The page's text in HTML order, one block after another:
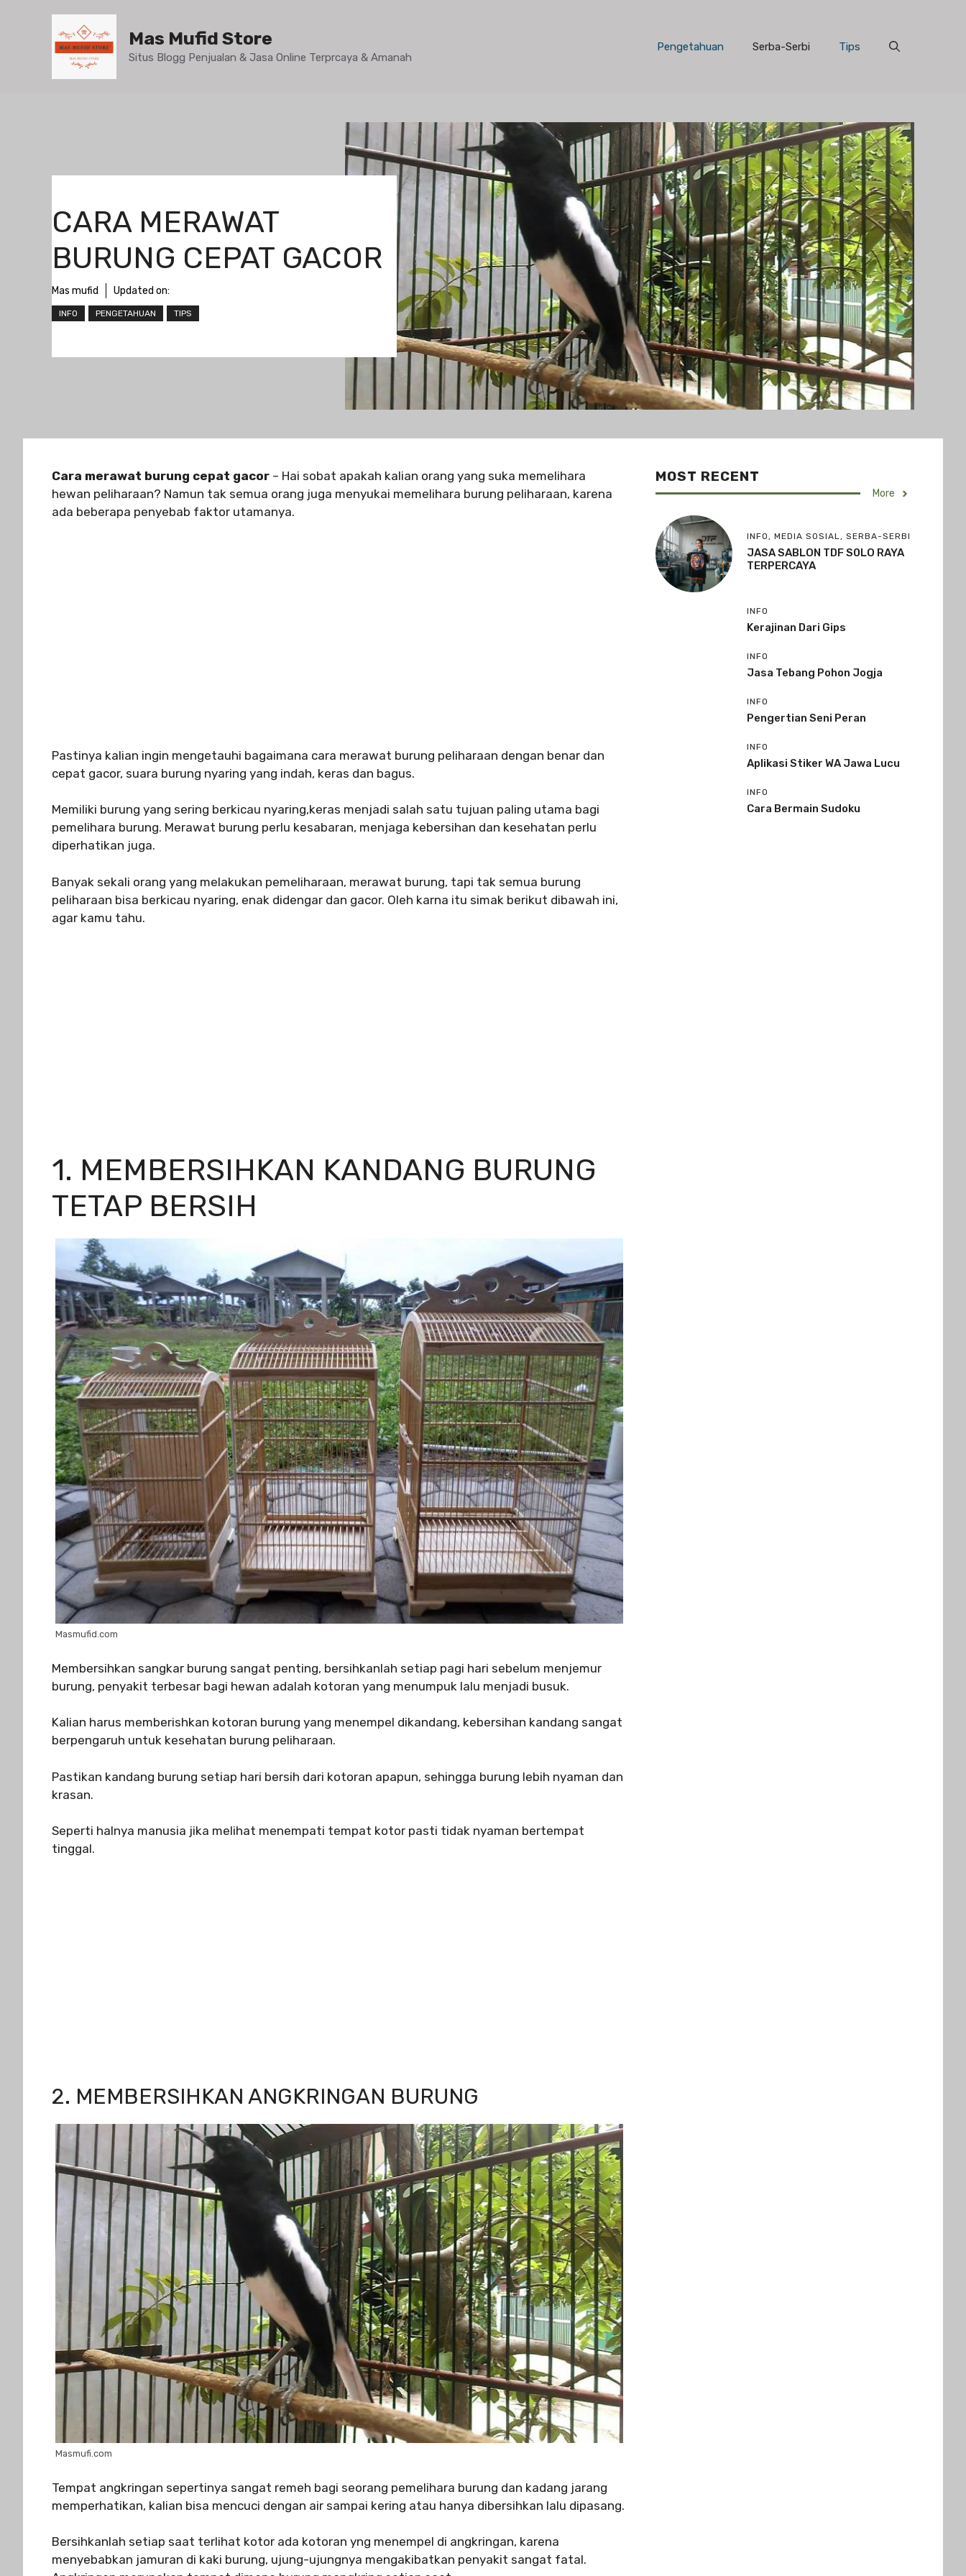
Mas Mufid Store
Situs Blogg Penjualan & Jasa Online Terprcaya & Amanah
Pengetahuan Serba-Serbi Tips
CARA MERAWAT
BURUNG CEPAT GACOR
Mas mufid Updated on:
INFO PENGETAHUAN TIPS
Cara merawat burung cepat gacor – Hai sobat apakah kalian orang yang suka memelihara
hewan peliharaan? Namun tak semua orang juga menyukai memelihara burung peliharaan, karena
ada beberapa penyebab faktor utamanya.
Pastinya kalian ingin mengetauhi bagaimana cara merawat burung peliharaan dengan benar dan
cepat gacor, suara burung nyaring yang indah, keras dan bagus.
Memiliki burung yang sering berkicau nyaring,keras menjadi salah satu tujuan paling utama bagi
pemelihara burung. Merawat burung perlu kesabaran, menjaga kebersihan dan kesehatan perlu
diperhatikan juga.
Banyak sekali orang yang melakukan pemeliharaan, merawat burung, tapi tak semua burung
peliharaan bisa berkicau nyaring, enak didengar dan gacor. Oleh karna itu simak berikut dibawah ini,
agar kamu tahu.
1. MEMBERSIHKAN KANDANG BURUNG
TETAP BERSIH
Masmufid.com
Membersihkan sangkar burung sangat penting, bersihkanlah setiap pagi hari sebelum menjemur
burung, penyakit terbesar bagi hewan adalah kotoran yang menumpuk lalu menjadi busuk.
Kalian harus memberishkan kotoran burung yang menempel dikandang, kebersihan kandang sangat
berpengaruh untuk kesehatan burung peliharaan.
Pastikan kandang burung setiap hari bersih dari kotoran apapun, sehingga burung lebih nyaman dan
krasan.
Seperti halnya manusia jika melihat menempati tempat kotor pasti tidak nyaman bertempat
tinggal.
2. MEMBERSIHKAN ANGKRINGAN BURUNG
Masmufi.com
Tempat angkringan sepertinya sangat remeh bagi seorang pemelihara burung dan kadang jarang
memperhatikan, kalian bisa mencuci dengan air sampai kering atau hanya dibersihkan lalu dipasang.
Bersihkanlah setiap saat terlihat kotor ada kotoran yng menempel di angkringan, karena
menyebabkan jamuran di kaki burung, ujung-ujungnya mengakibatkan penyakit sangat fatal.
MOST RECENT
More
INFO, MEDIA SOSIAL, SERBA-SERBI
JASA SABLON TDF S0LO RAYA
TERPERCAYA
INFO
Kerajinan Dari Gips
INFO
Jasa Tebang Pohon Jogja
INFO
Pengertian Seni Peran
INFO
Aplikasi Stiker WA Jawa Lucu
INFO
Cara Bermain Sudoku